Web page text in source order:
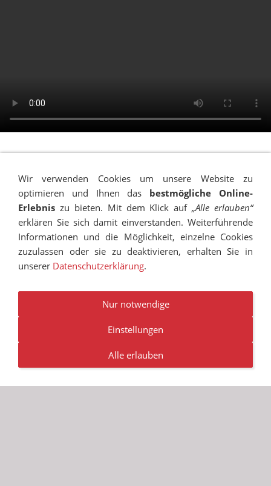
COOKIES
TRANSPARENZ
BESCHWERDEMANAGEMENT
NEWSLETTER STELLENANGEBOTE
© RUDOLF-HILDEBRAND-SCHULE MARKKLEEBERG 2001 -
2026
Wir verwenden Cookies um unsere Website zu
optimieren und Ihnen das bestmögliche Online-
Erlebnis zu bieten. Mit dem Klick auf„Alle erlauben“
erklären Sie sich damit einverstanden. Weiterführende
Informationen und die Möglichkeit, einzelne Cookies
zuzulassen oder sie zu deaktivieren, erhalten Sie in
unserer Datenschutzerklärung.
Nur notwendige
Einstellungen
Alle erlauben